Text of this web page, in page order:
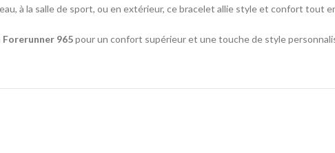
à la salle de sport, ou en extérieur, ce bracelet allie style et confort
965pour un confort supérieur et une touche de style